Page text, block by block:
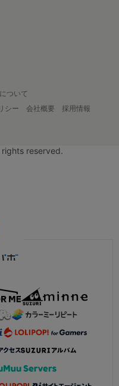
ついて
シー 会社概要
採用情報
reserved.